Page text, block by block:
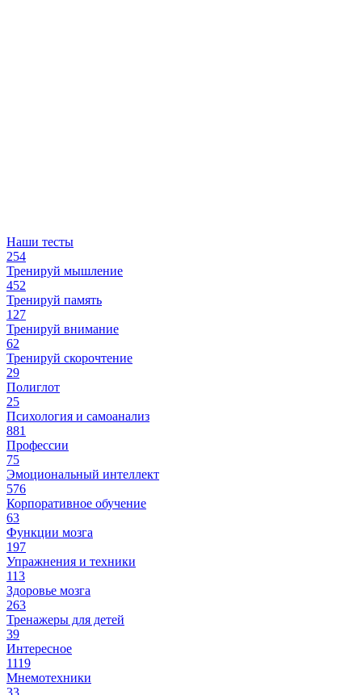
Наши тесты
254
Тренируй мышление
452
Тренируй память
127
Тренируй внимание
62
Тренируй скорочтение
29
Полиглот
25
Психология и самоанализ
881
Профессии
75
Эмоциональный интеллект
576
Корпоративное обучение
63
Функции мозга
197
Упражнения и техники
113
Здоровье мозга
263
Тренажеры для детей
39
Интересное
1119
Мнемотехники